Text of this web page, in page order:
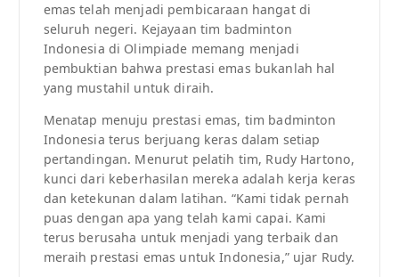
emas telah menjadi pembicaraan hangat di
seluruh negeri. Kejayaan tim badminton
Indonesia di Olimpiade memang menjadi
pembuktian bahwa prestasi emas bukanlah hal
yang mustahil untuk diraih.
Menatap menuju prestasi emas, tim badminton
Indonesia terus berjuang keras dalam setiap
pertandingan. Menurut pelatih tim, Rudy Hartono,
kunci dari keberhasilan mereka adalah kerja keras
dan ketekunan dalam latihan. “Kami tidak pernah
puas dengan apa yang telah kami capai. Kami
terus berusaha untuk menjadi yang terbaik dan
meraih prestasi emas untuk Indonesia,” ujar Rudy.